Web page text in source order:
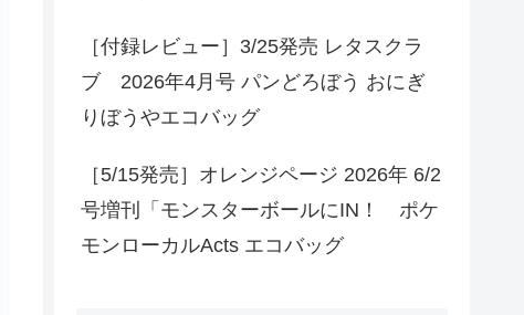
［付録レビュー］3/25発売 レタスクラ
ブ 2026年4月号 パンどろぼう おにぎ
りぼうやエコバッグ
［5/15発売］オレンジページ 2026年 6/2
号増刊「モンスターボールにIN！ ポケ
モンローカルActs エコバッグ